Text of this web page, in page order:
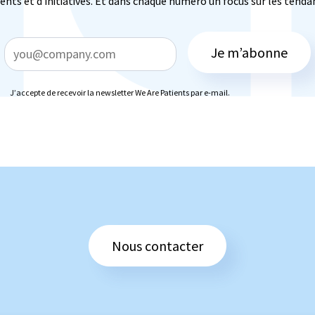
Je m’abonne
J’accepte de recevoir la newsletter We Are Patients par e-mail.
Nous contacter